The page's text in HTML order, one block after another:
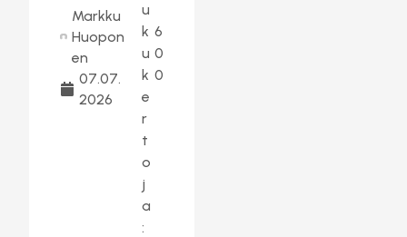
Markku
Huopon
en
07.07.
2026
u
k
u
k
e
r
t
o
j
a
:
6
0
0